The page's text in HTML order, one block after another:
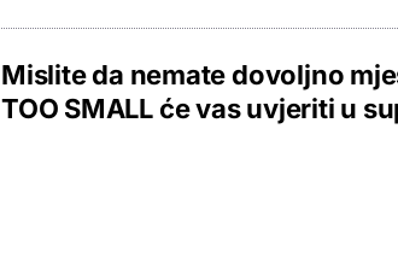
Mislite da nemate dovoljno
TOO SMALL će vas uvjeriti u